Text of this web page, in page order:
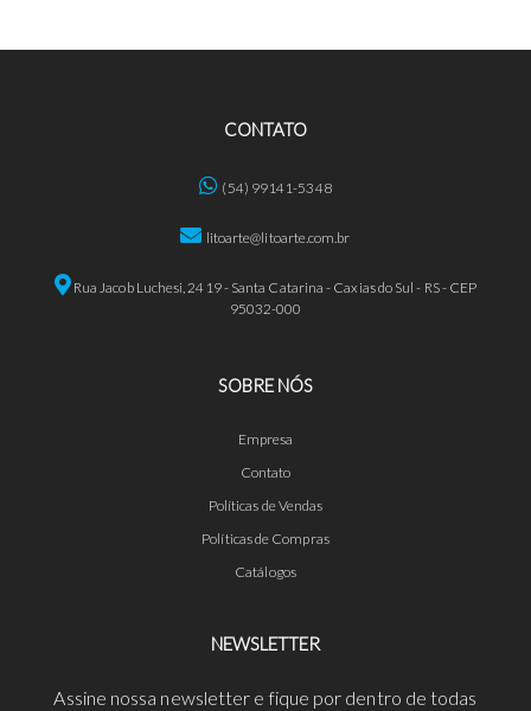
CONTATO
(54) 99141-5348
litoarte@litoarte.com.br
Rua Jacob Luchesi, 2419 - Santa Catarina - Caxias do Sul - RS - CEP
95032-000
SOBRE NÓS
Empresa
Contato
Políticas de Vendas
Políticas de Compras
Catálogos
NEWSLETTER
Assine nossa newsletter e fique por dentro de todas